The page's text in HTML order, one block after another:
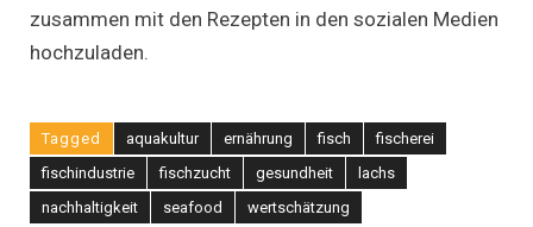
zusammen mit den Rezepten in den sozialen Medien
hochzuladen.
Tagged aquakultur ernährung fisch
fischerei
fischindustrie
fischzucht gesundheit
lachs
nachhaltigkeit
seafood wertschätzung